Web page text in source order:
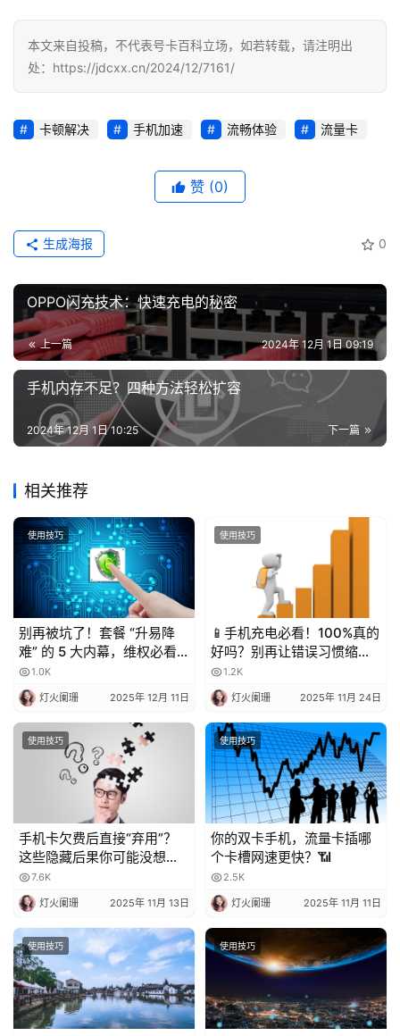
推
荐
号
增
值
业
务
本文来自投稿，不代表号卡百科立场，如若转载，请注明出
处：https://jdcxx.cn/2024/12/7161/
卡顿解决 手机加速 流畅体验 流量卡
赞 (0)
0
生成海报
OPPO闪充技术：快速充电的秘密
上一篇 2024年 12月 1日 09:19
手机内存不足？四种方法轻松扩容
下一篇
2024年 12月 1日 10:25
相关推荐
使用技巧
别再被坑了！套餐 “升易降
难” 的 5 大内幕，维权必看
💥1.0K
灯火阑珊 2025年 12月 11日
使用技巧
📱手机充电必看！100%真的
好吗？别再让错误习惯缩短
电池寿命！
1.2K
灯火阑珊 2025年 11月 24日
使用技巧
手机卡欠费后直接“弃用”？
这些隐藏后果你可能没想
到！
7.6K
灯火阑珊 2025年 11月 13日
使用技巧
你的双卡手机，流量卡插哪
个卡槽网速更快？📶
2.5K
灯火阑珊 2025年 11月 11日
使用技巧 使用技巧